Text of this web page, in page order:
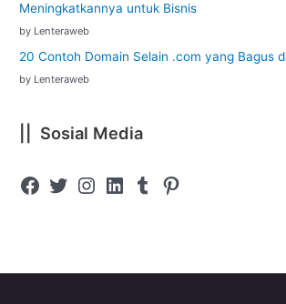
Meningkatkannya untuk Bisnis
by Lenteraweb
20 Contoh Domain Selain .com yang Bagus
by Lenteraweb
|| Sosial Media